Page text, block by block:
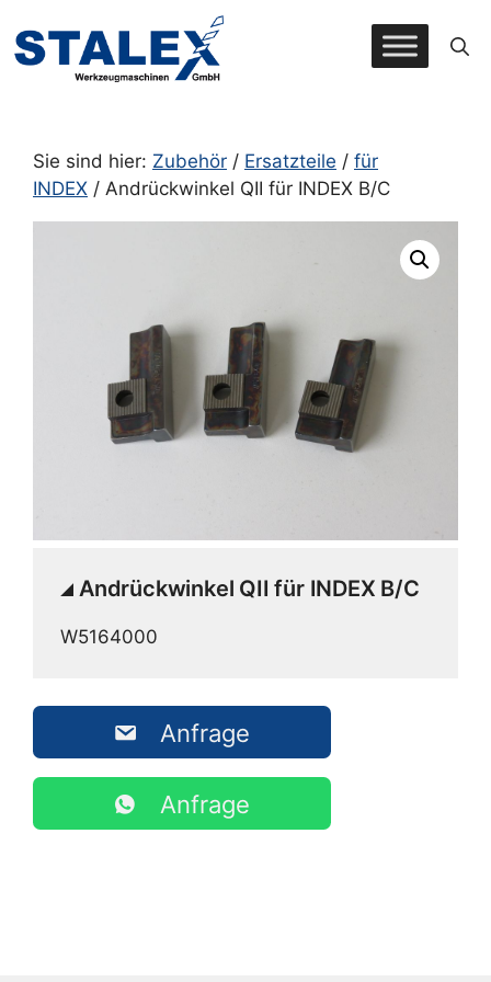
Inhalt
springen
Sie sind hier: Zubehör / Ersatzteile / für
INDEX / Andrückwinkel QII für INDEX B/C
Andrückwinkel QII für INDEX B/C
W5164000
Anfrage
Anfrage